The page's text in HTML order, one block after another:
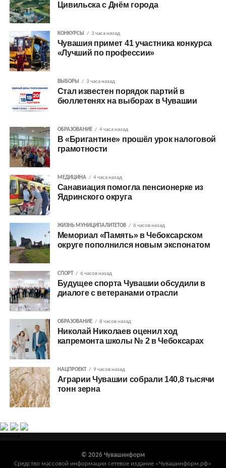
Цивильска с Днём города
КОНКУРСЫ 3 часа назад
Чувашия примет 41 участника конкурса
«Лучший по профессии»
ВЫБОРЫ 3 часа назад
Стал известен порядок партий в
бюллетенях на выборах в Чувашии
ОБРАЗОВАНИЕ 4 часа назад
В «Бригантине» прошёл урок налоговой
грамотности
МЕДИЦИНА 4 часа назад
Санавиация помогла пенсионерке из
Ядринского округа
ЖИЗНЬ МУНИЦИПАЛИТЕТОВ 6 часов назад
Мемориал «Память» в Чебоксарском
округе пополнился новым экспонатом
СПОРТ 6 часов назад
Будущее спорта Чувашии обсудили в
диалоге с ветеранами отрасли
ОБРАЗОВАНИЕ 8 часов назад
Николай Николаев оценил ход
капремонта школы № 2 в Чебоксарах
НАЦПРОЕКТ 9 часов назад
Аграрии Чувашии собрали 140,8 тысячи
тонн зерна
© 2026 Чувашинформ
Средство массовой информации сетевое издание «Чувашинформ.рф»